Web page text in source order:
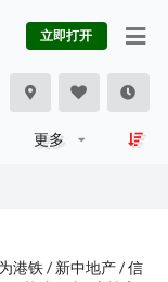
立即打开
更多
港铁 / 新中地产 / 信